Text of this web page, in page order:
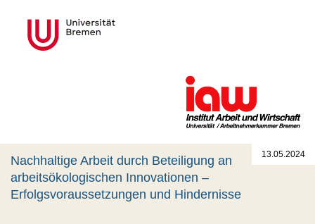
13.05.2024
Nachhaltige Arbeit durch Beteiligung an
arbeitsökologischen Innovationen –
Erfolgsvoraussetzungen und Hindernisse